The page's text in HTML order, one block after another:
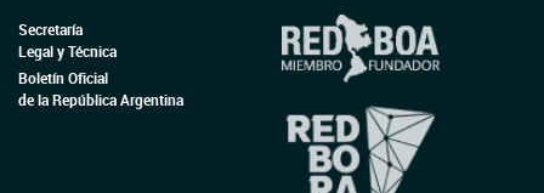
Secretaría
Legal y Técnica
Boletín Oficial
de la República Argentina